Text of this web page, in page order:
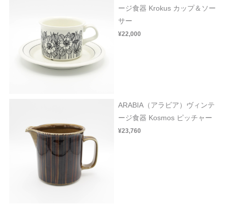
ージ食器 Krokus カップ＆ソー
サー
¥22,000
ARABIA（アラビア）ヴィンテ
ージ食器 Kosmos ピッチャー
¥23,760